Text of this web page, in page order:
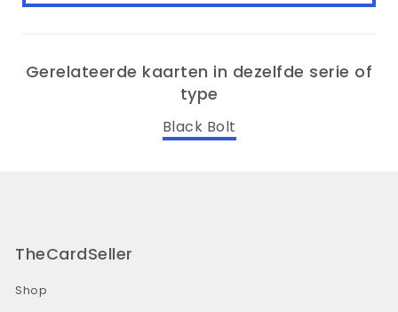
Gerelateerde kaarten in dezelfde serie of
type
Black Bolt
TheCardSeller
Shop